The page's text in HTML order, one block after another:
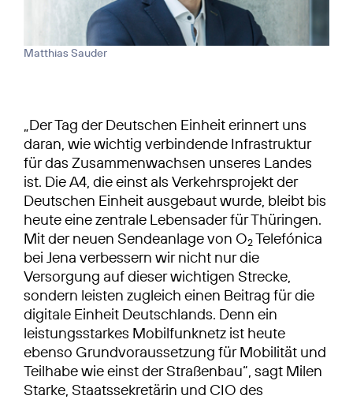
Matthias Sauder
„Der Tag der Deutschen Einheit erinnert uns
daran, wie wichtig verbindende Infrastruktur
für das Zusammenwachsen unseres Landes
ist. Die A4, die einst als Verkehrsprojekt der
Deutschen Einheit ausgebaut wurde, bleibt bis
heute eine zentrale Lebensader für Thüringen.
Mit der neuen Sendeanlage von O2Telefónica
bei Jena verbessern wir nicht nur die
Versorgung auf dieser wichtigen Strecke,
sondern leisten zugleich einen Beitrag für die
digitale Einheit Deutschlands. Denn ein
leistungsstarkes Mobilfunknetz ist heute
ebenso Grundvoraussetzung für Mobilität und
Teilhabe wie einst der Straßenbau“, sagt Milen
Starke, Staatssekretärin und CIO des